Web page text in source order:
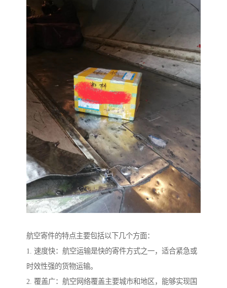
航空寄件的特点主要包括以下几个方面：
1. 速度快：航空运输是快的寄件方式之一，适合紧急或
时效性强的货物运输。
2. 覆盖广：航空网络覆盖主要城市和地区，能够实现国